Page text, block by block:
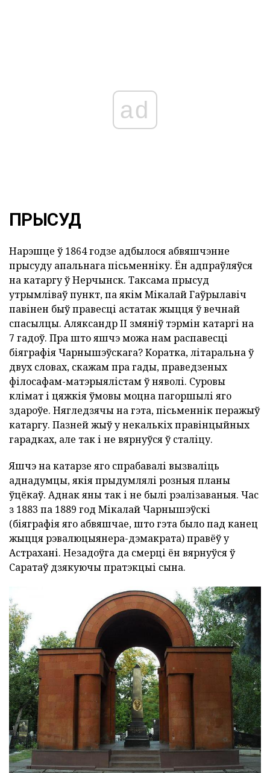
ad
ПРЫСУД
Нарэшце ў 1864 годзе адбылося абвяшчэнне
прысуду апальнага пісьменніку. Ён адпраўляўся
на катаргу ў Нерчынск. Таксама прысуд
утрымліваў пункт, па якім Мікалай Гаўрылавіч
павінен быў правесці астатак жыцця ў вечнай
спасылцы. Аляксандр II змяніў тэрмін катаргі на
7 гадоў. Пра што яшчэ можа нам распавесці
біяграфія Чарнышэўскага? Коратка, літаральна ў
двух словах, скажам пра гады, праведзеных
філосафам-матэрыялістам ў няволі. Суровы
клімат і цяжкія ўмовы моцна пагоршылі яго
здароўе. Нягледзячы на гэта, пісьменнік перажыў
катаргу. Пазней жыў у некалькіх правінцыйных
гарадках, але так і не вярнуўся ў сталіцу.
Яшчэ на катарзе яго спрабавалі вызваліць
аднадумцы, якія прыдумлялі розныя планы
ўцёкаў. Аднак яны так і не былі рэалізаваныя. Час
з 1883 па 1889 год Мікалай Чарнышэўскі
(біяграфія яго абвяшчае, што гэта было пад канец
жыцця рэвалюцыянера-дэмакрата) правёў у
Астрахані. Незадоўга да смерці ён вярнуўся ў
Саратаў дзякуючы пратэкцыі сына.